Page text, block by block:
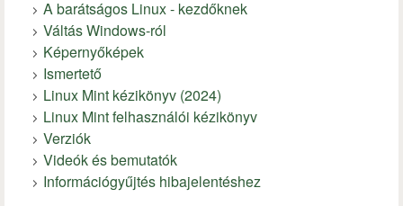
A barátságos Linux - kezdőknek
Váltás Windows-ról
Képernyőképek
Ismertető
Linux Mint kézikönyv (2024)
Linux Mint felhasználói kézikönyv
Verziók
Videók és bemutatók
Információgyűjtés hibajelentéshez